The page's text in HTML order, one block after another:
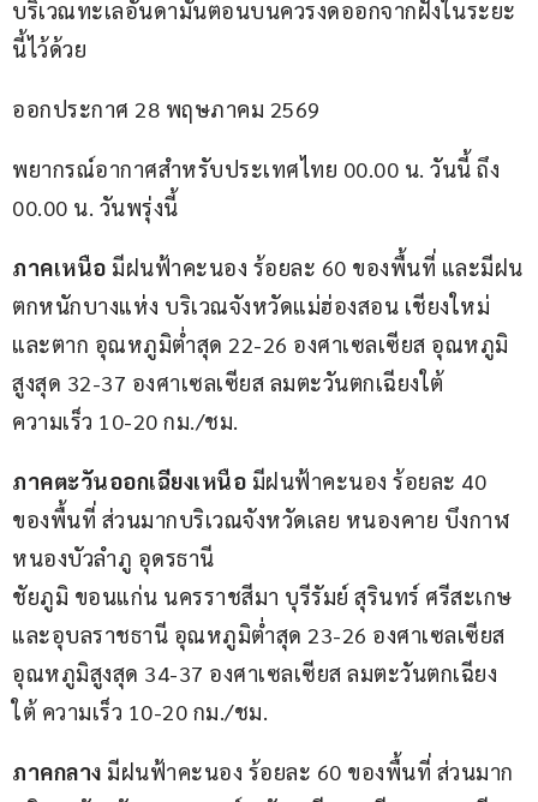
บริเวณทะเลอันดามันตอนบนควรงดออกจากฝั่งในระยะ
นี้ไว้ด้วย
ออกประกาศ 28 พฤษภาคม 2569
พยากรณ์อากาศสำหรับประเทศไทย 00.00 น. วันนี้ ถึง
00.00 น. วันพรุ่งนี้
ภาคเหนือ มีฝนฟ้าคะนอง ร้อยละ 60 ของพื้นที่ และมีฝน
ตกหนักบางแห่ง บริเวณจังหวัดแม่ฮ่องสอน เชียงใหม่
และตาก อุณหภูมิต่ำสุด 22-26 องศาเซลเซียส อุณหภูมิ
สูงสุด 32-37 องศาเซลเซียส ลมตะวันตกเฉียงใต้
ความเร็ว 10-20 กม./ชม.
ภาคตะวันออกเฉียงเหนือ มีฝนฟ้าคะนอง ร้อยละ 40
ของพื้นที่ ส่วนมากบริเวณจังหวัดเลย หนองคาย บึงกาฬ
หนองบัวลำภู อุดรธานี
ชัยภูมิ ขอนแก่น นครราชสีมา บุรีรัมย์ สุรินทร์ ศรีสะเกษ
และอุบลราชธานี อุณหภูมิต่ำสุด 23-26 องศาเซลเซียส
อุณหภูมิสูงสุด 34-37 องศาเซลเซียส ลมตะวันตกเฉียง
ใต้ ความเร็ว 10-20 กม./ชม.
ภาคกลาง มีฝนฟ้าคะนอง ร้อยละ 60 ของพื้นที่ ส่วนมาก